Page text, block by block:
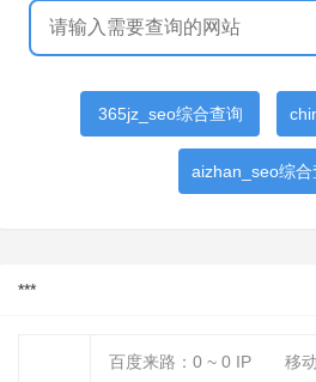
365jz_seo综合查询
aizhan_seo综合
***
百度来路： 0 ~ 0 IP 移